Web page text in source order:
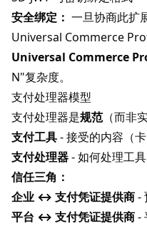
安全绑定： 一旦协商此扩
Universal Commerce
Universal Commerce
N"复杂度。
支付处理器模型
支付处理器是规范（而非
支付工具- 接受的内容（卡
支付处理器- 如何处理工
信任三角：
企业 ↔ 支付凭证提供商-
平台 ↔ 支付凭证提供商-